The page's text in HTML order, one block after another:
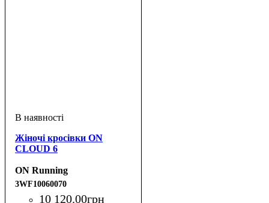
Жіночі кросівки ON
CLOUD 6
ON Running
3WF10060070
10 120.00грн